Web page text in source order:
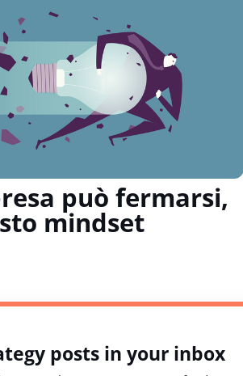
può fermarsi,
mindset
posts in your inbox